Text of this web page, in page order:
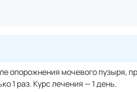
опорожнения мочевого пузыря,
1 раз. Курс лечения — 1 день.